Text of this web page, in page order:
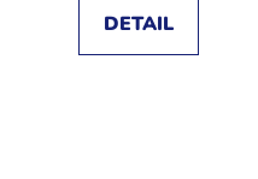
DETAIL